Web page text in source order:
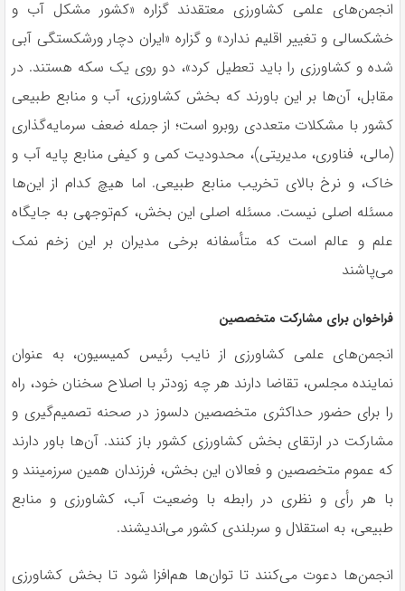
انجمن‌های علمی کشاورزی معتقدند گزاره «کشور مشکل آب و
خشکسالی و تغییر اقلیم ندارد» و گزاره «ایران دچار ورشکستگی آبی
شده و کشاورزی را باید تعطیل کرد»، دو روی یک سکه هستند. در
مقابل، آن‌ها بر این باورند که بخش کشاورزی، آب و منابع طبیعی
کشور با مشکلات متعددی روبرو است؛ از جمله ضعف سرمایه‌گذاری
(مالی، فناوری، مدیریتی)، محدودیت کمی و کیفی منابع پایه آب و
خاک، و نرخ بالای تخریب منابع طبیعی. اما هیچ کدام از این‌ها
مسئله اصلی نیست. مسئله اصلی این بخش، کم‌توجهی به جایگاه
علم و عالم است که متأسفانه برخی مدیران بر این زخم نمک
می‌پاشند
فراخوان برای مشارکت متخصصین
انجمن‌های علمی کشاورزی از نایب رئیس کمیسیون، به عنوان
نماینده مجلس، تقاضا دارند هر چه زودتر با اصلاح سخنان خود، راه
را برای حضور حداکثری متخصصین دلسوز در صحنه تصمیم‌گیری و
مشارکت در ارتقای بخش کشاورزی کشور باز کنند. آن‌ها باور دارند
که عموم متخصصین و فعالان این بخش، فرزندان همین سرزمینند و
با هر رأی و نظری در رابطه با وضعیت آب، کشاورزی و منابع
طبیعی، به استقلال و سربلندی کشور می‌اندیشند.
انجمن‌ها دعوت می‌کنند تا توان‌ها هم‌افزا شود تا بخش کشاورزی